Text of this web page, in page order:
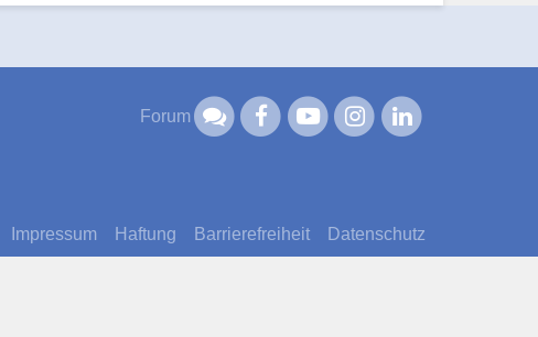
Forum
Impressum Haftung Barrierefreiheit Datenschutz